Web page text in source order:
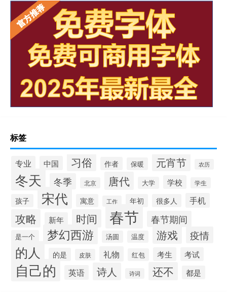
标签
专业 中国 习俗 作者 保暖 元宵节 农历
冬天 冬季 北京 唐代 大学 学校 学生
孩子 宋代 寓意 工作 年初 很多人 手机
攻略 新年 时间 春节 春节期间
是一个 梦幻西游 汤圆 温度 游戏 疫情
的人 的是 皮肤 礼物 红包 考生 考试
自己的 英语 诗人 诗词 还不 都是